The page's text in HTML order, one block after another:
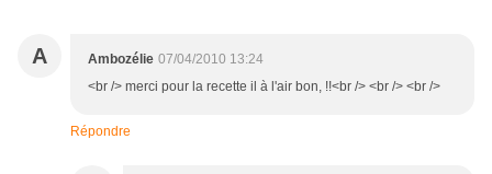
A Ambozélie 07/04/2010 13:24
<br /> merci pour la recette il à l'air bon, !!<br /> <br /> <br />
Répondre